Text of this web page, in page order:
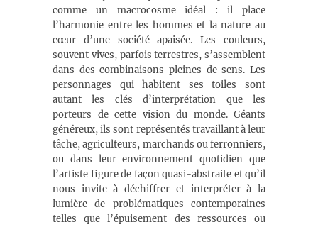
comme un macrocosme idéal : il place
l’harmonie entre les hommes et la nature au
cœur d’une société apaisée. Les couleurs,
souvent vives, parfois terrestres, s’assemblent
dans des combinaisons pleines de sens. Les
personnages qui habitent ses toiles sont
autant les clés d’interprétation que les
porteurs de cette vision du monde. Géants
généreux, ils sont représentés travaillant à leur
tâche, agriculteurs, marchands ou ferronniers,
ou dans leur environnement quotidien que
l’artiste figure de façon quasi-abstraite et qu’il
nous invite à déchiffrer et interpréter à la
lumière de problématiques contemporaines
telles que l’épuisement des ressources ou